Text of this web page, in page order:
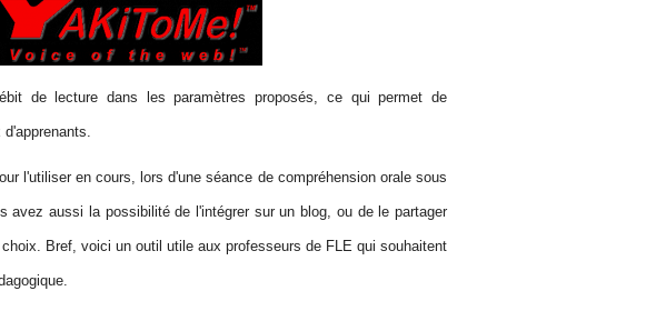
de lecture dans les paramètres proposés, ce qui permet de
d'apprenants.
l'utiliser en cours, lors d'une séance de compréhension orale sous
avez aussi la possibilité de l'intégrer sur un blog, ou de le partager
Bref, voici un outil utile aux professeurs de FLE qui souhaitent